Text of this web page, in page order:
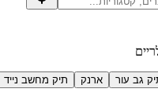
גב עור ארנק תיק מחשב נייד